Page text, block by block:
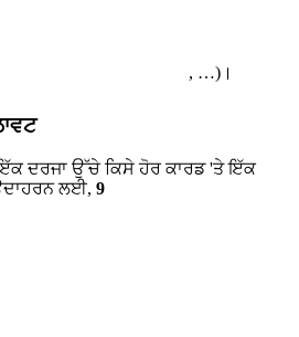
, …)।
ਦਰਜਾ ਉੱਚੇ ਕਿਸੇ ਹੋਰ ਕਾਰਡ 'ਤੇ ਇੱਕ
ਲਈ, 9